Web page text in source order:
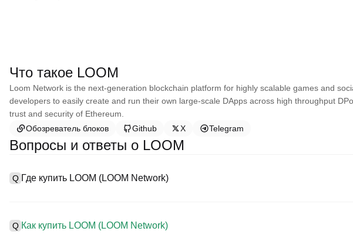
Что такое LOOM
Loom Network is the next-generation blockchain platform for highly scalable games and
developers to easily create and run their own large-scale DApps across high throughput
trust and security of Ethereum.
Обозреватель блоков
Github X Telegram
Вопросы и ответы о LOOM
Q Где купить LOOM (LOOM Network)
предоставляют удобные интерфейсы, высокую ликвидность и множество торговых
Например, Poloniex поддерживает торговлю разнообразными криптовалютами,
Q Как купить LOOM (LOOM Network)